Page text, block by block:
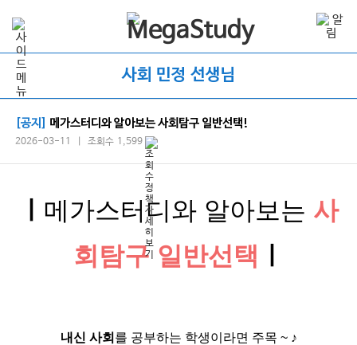
사회 민정 선생님
[공지] 메가스터디와 알아보는 사회탐구 일반선택!
2026-03-11 | 조회수 1,599
메가스터디와 알아보는 사
회탐구 일반선택
내신 사회 를 공부하는 학생이라면 주목 ~ ♪